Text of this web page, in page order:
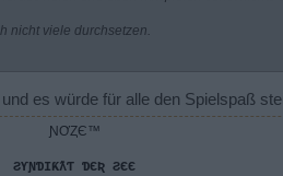
nicht viele durchsetzen.
es würde für alle den Spielspaß
ƝƠȤЄ™
ƧƳƝƊƖƘƛƬ ƊЄƦ ƧЄЄ